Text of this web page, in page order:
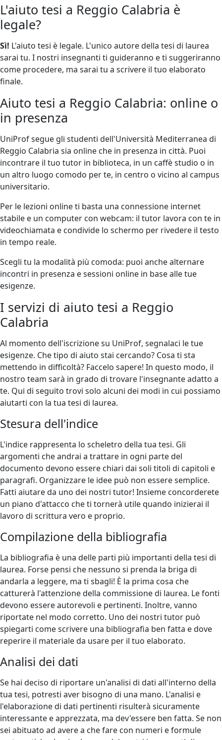
L'aiuto tesi a Reggio Calabria è
legale?
Sì! L'aiuto tesi è legale. L'unico autore della tesi di laurea
sarai tu. I nostri insegnanti ti guideranno e ti suggeriranno
come procedere, ma sarai tu a scrivere il tuo elaborato
finale.
Aiuto tesi a Reggio Calabria: online o
in presenza
UniProf segue gli studenti dell'Università Mediterranea di
Reggio Calabria sia online che in presenza in città. Puoi
incontrare il tuo tutor in biblioteca, in un caffè studio o in
un altro luogo comodo per te, in centro o vicino al campus
universitario.
Per le lezioni online ti basta una connessione internet
stabile e un computer con webcam: il tutor lavora con te in
videochiamata e condivide lo schermo per rivedere il testo
in tempo reale.
Scegli tu la modalità più comoda: puoi anche alternare
incontri in presenza e sessioni online in base alle tue
esigenze.
I servizi di aiuto tesi a Reggio
Calabria
Al momento dell'iscrizione su UniProf, segnalaci le tue
esigenze. Che tipo di aiuto stai cercando? Cosa ti sta
mettendo in difficoltà? Faccelo sapere! In questo modo, il
nostro team sarà in grado di trovare l'insegnante adatto a
te. Qui di seguito trovi solo alcuni dei modi in cui possiamo
aiutarti con la tua tesi di laurea.
Stesura dell'indice
L'indice rappresenta lo scheletro della tua tesi. Gli
argomenti che andrai a trattare in ogni parte del
documento devono essere chiari dai soli titoli di capitoli e
paragrafi. Organizzare le idee può non essere semplice.
Fatti aiutare da uno dei nostri tutor! Insieme concorderete
un piano d'attacco che ti tornerà utile quando inizierai il
lavoro di scrittura vero e proprio.
Compilazione della bibliografia
La bibliografia è una delle parti più importanti della tesi di
laurea. Forse pensi che nessuno si prenda la briga di
andarla a leggere, ma ti sbagli! È la prima cosa che
catturerà l'attenzione della commissione di laurea. Le fonti
devono essere autorevoli e pertinenti. Inoltre, vanno
riportate nel modo corretto. Uno dei nostri tutor può
spiegarti come scrivere una bibliografia ben fatta e dove
reperire il materiale da usare per il tuo elaborato.
Analisi dei dati
Se hai deciso di riportare un'analisi di dati all'interno della
tua tesi, potresti aver bisogno di una mano. L'analisi e
l'elaborazione di dati pertinenti risulterà sicuramente
interessante e apprezzata, ma dev'essere ben fatta. Se non
sei abituato ad avere a che fare con numeri e formule